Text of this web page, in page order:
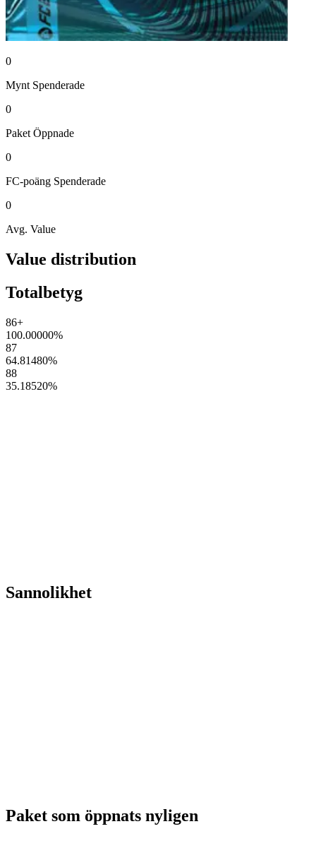
0
Mynt Spenderade
0
Paket Öppnade
0
FC-poäng Spenderade
0
Avg. Value
Value distribution
Totalbetyg
86+
100.00000%
87
64.81480%
88
35.18520%
Sannolikhet
Paket som öppnats nyligen